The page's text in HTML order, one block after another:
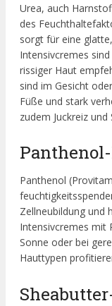
Urea, auch
des
sorgt für eine
Intensivcremes
rissiger Haut
sind im Gesicht
Füße und stark
zudem Juckreiz
Panthenol
Zellneubildung und
Intensivcremes mit
Sonne oder bei
Hauttypen